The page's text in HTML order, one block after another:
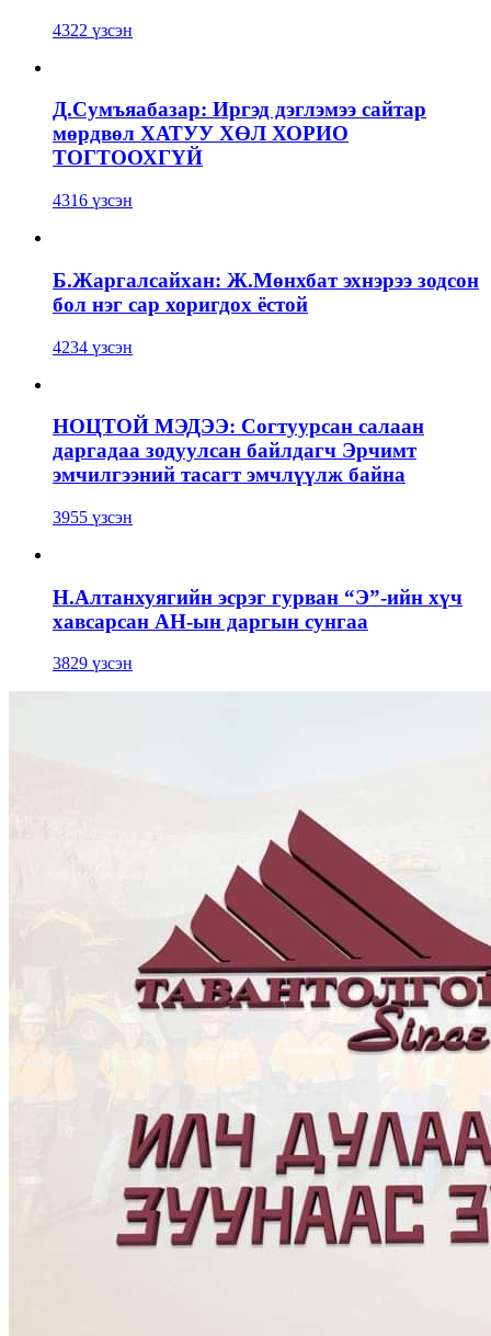
4322 үзсэн
Д.Сумъяабазар: Иргэд дэглэмээ сайтар
мөрдвөл ХАТУУ ХӨЛ ХОРИО
ТОГТООХГҮЙ
4316 үзсэн
Б.Жаргалсайхан: Ж.Мөнхбат эхнэрээ зодсон
бол нэг сар хоригдох ёстой
4234 үзсэн
НОЦТОЙ МЭДЭЭ: Согтуурсан салаан
даргадаа зодуулсан байлдагч Эрчимт
эмчилгээний тасагт эмчлүүлж байна
3955 үзсэн
Н.Алтанхуягийн эсрэг гурван “Э”-ийн хүч
хавсарсан АН-ын даргын сунгаа
3829 үзсэн